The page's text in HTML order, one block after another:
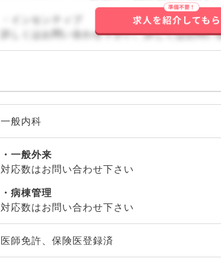
・インセンティブ
詳しくはお問い合わせ下さい。詳しくはお問い
一般内科
一般外来
対応数はお問い合わせ下さい
病棟管理
対応数はお問い合わせ下さい
医師免許、保険医登録済